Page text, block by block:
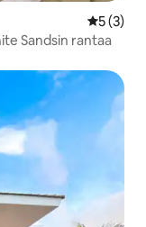
5 (3)
Sandsin rantaa